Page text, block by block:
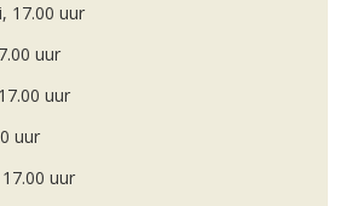
17.00 uur
uur
uur
uur
uur